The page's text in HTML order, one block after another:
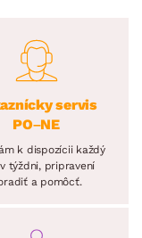
servis
PO–NE
k dispozícii každý
týždni, pripravení
a pomôcť.